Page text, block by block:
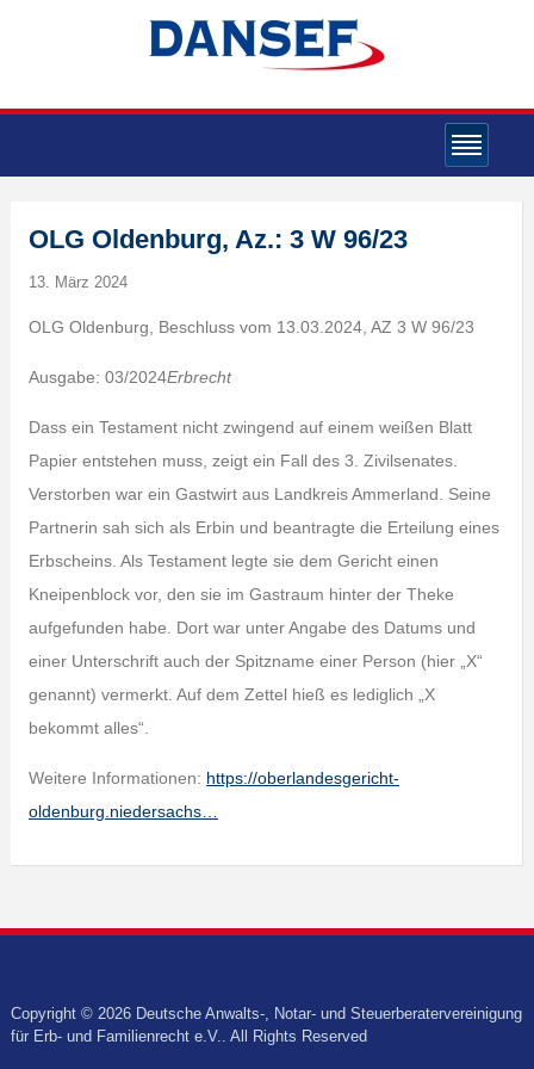
OLG Oldenburg, Az.: 3 W 96/23
13. März 2024
OLG Oldenburg, Beschluss vom 13.03.2024, AZ 3 W 96/23
Ausgabe: 03/2024Erbrecht
Dass ein Testament nicht zwingend auf einem weißen Blatt
Papier entstehen muss, zeigt ein Fall des 3. Zivilsenates.
Verstorben war ein Gastwirt aus Landkreis Ammerland. Seine
Partnerin sah sich als Erbin und beantragte die Erteilung eines
Erbscheins. Als Testament legte sie dem Gericht einen
Kneipenblock vor, den sie im Gastraum hinter der Theke
aufgefunden habe. Dort war unter Angabe des Datums und
einer Unterschrift auch der Spitzname einer Person (hier „X“
genannt) vermerkt. Auf dem Zettel hieß es lediglich „X
bekommt alles“.
Weitere Informationen: https://oberlandesgericht-
oldenburg.niedersachs…
Copyright © 2026 Deutsche Anwalts-, Notar- und Steuerberatervereinigung
für Erb- und Familienrecht e.V.. All Rights Reserved